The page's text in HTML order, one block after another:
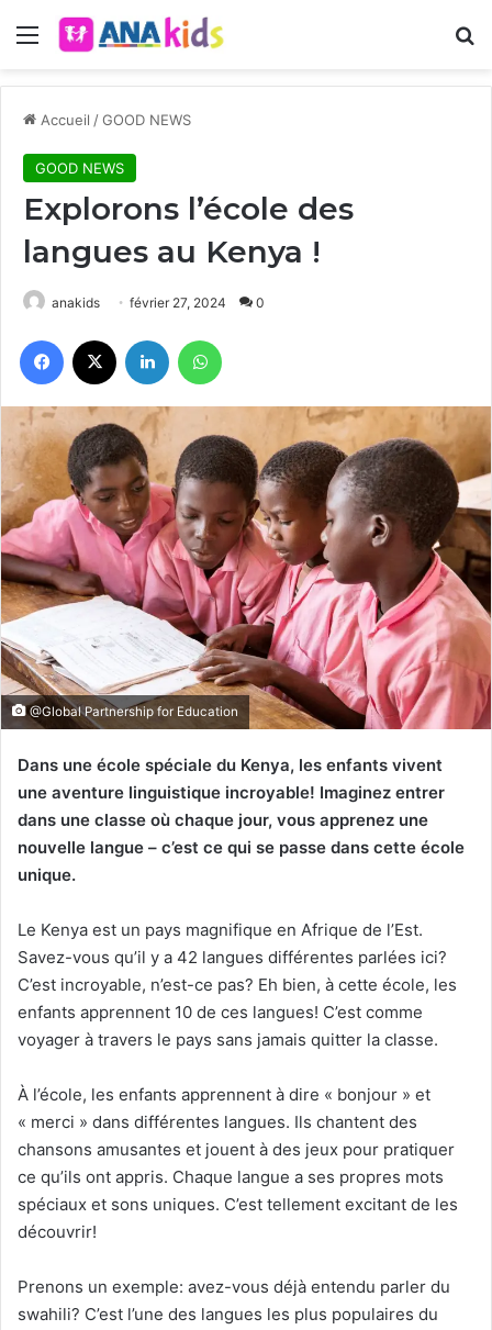
Menu
Accueil /GOOD NEWS
GOOD NEWS
Explorons l’école des
langues au Kenya !
anakids février 27, 2024 0
Facebook Linkedin
@Global Partnership for Education
Dans une école spéciale du Kenya, les enfants vivent
une aventure linguistique incroyable! Imaginez entrer
dans une classe où chaque jour, vous apprenez une
nouvelle langue – c’est ce qui se passe dans cette école
unique.
Le Kenya est un pays magnifique en Afrique de l’Est.
Savez-vous qu’il y a 42 langues différentes parlées ici?
C’est incroyable, n’est-ce pas? Eh bien, à cette école, les
enfants apprennent 10 de ces langues! C’est comme
voyager à travers le pays sans jamais quitter la classe.
À l’école, les enfants apprennent à dire « bonjour » et
« merci » dans différentes langues. Ils chantent des
chansons amusantes et jouent à des jeux pour pratiquer
ce qu’ils ont appris. Chaque langue a ses propres mots
spéciaux et sons uniques. C’est tellement excitant de les
découvrir!
Prenons un exemple: avez-vous déjà entendu parler du
swahili? C’est l’une des langues les plus populaires du